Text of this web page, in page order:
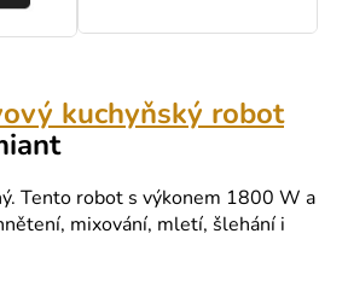
kuchyňský robot
Tento robot s výkonem 1800 W a
mixování, mletí, šlehání i